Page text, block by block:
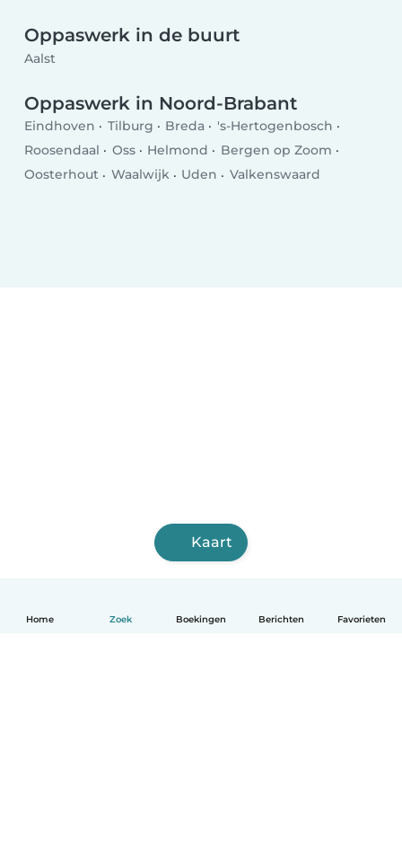
Home Zoek Boekingen Berichten Favorieten
Oppaswerk in de buurt
Aalst
Oppaswerk in Noord-Brabant
Eindhoven Tilburg Breda
's-Hertogenbosch
Roosendaal
Oss Helmond
Bergen op Zoom
Oosterhout
Waalwijk Uden Valkenswaard
Kaart